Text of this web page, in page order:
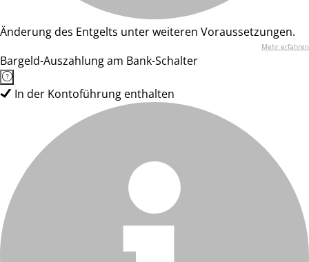
Änderung des Entgelts unter weiteren Voraussetzungen.
Mehr erfahren
Bargeld-Auszahlung am Bank-Schalter
In der Kontoführung enthalten